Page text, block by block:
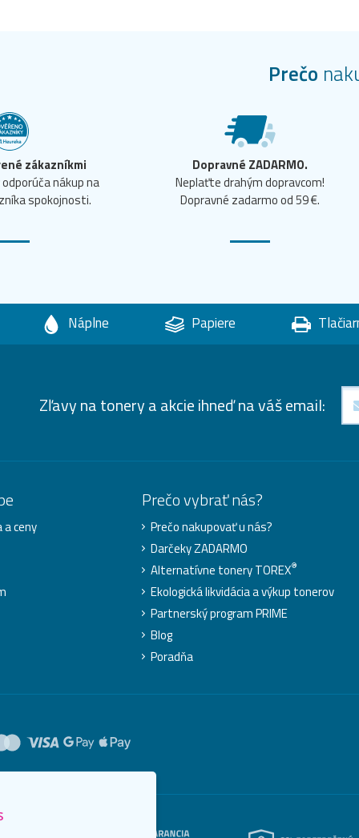
Prečo
zákazníkmi
nákup na
spokojnosti.
Dopravné ZADARMO.
Neplaťte drahým dopravcom!
Dopravné zadarmo od 59 €.
Náplne Papiere
Zľavy na tonery a akcie ihneď na váš email:
a ceny
Prečo vybrať nás?
Prečo nakupovať u nás?
Darčeky ZADARMO
Alternatívne tonery TOREX®
Ekologická likvidácia a výkup tonerov
Partnerský program PRIME
Blog
Poradňa